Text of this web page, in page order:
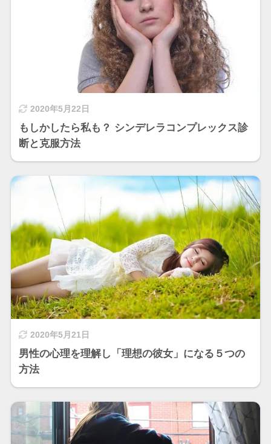
2020年5月22日
もしかしたら私も？ シンデレラコンプレックス診
断と克服方法
2020年5月21日
男性の心理を理解し「理想の彼女」になる５つの
方法